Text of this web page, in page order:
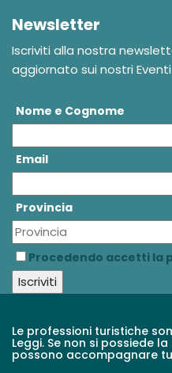
Newsletter
Iscriviti alla nostra
aggiornato sui nostri
Nome e Cognome
Email
Provincia
Procedendo accetti la
Le professioni turistiche
Leggi. Se non si possiede
possono accompagnare